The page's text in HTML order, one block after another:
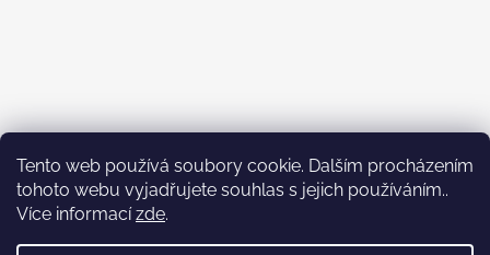
Tento web používá soubory cookie. Dalším procházením
tohoto webu vyjadřujete souhlas s jejich používáním..
Více informacízde.
Facebook